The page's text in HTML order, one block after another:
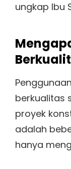
ungkap Ibu
berkualitas
proyek
adalah
hanya